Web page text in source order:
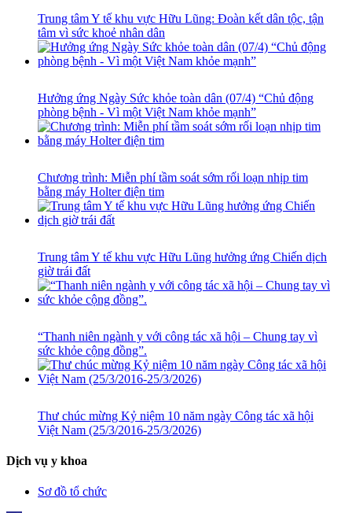
Trung tâm Y tế khu vực Hữu Lũng: Đoàn kết dân tộc, tận
tâm vì sức khoẻ nhân dân
Hưởng ứng Ngày Sức khỏe toàn dân (07/4) “Chủ động
phòng bệnh - Vì một Việt Nam khỏe mạnh”
Chương trình: Miễn phí tầm soát sớm rối loạn nhịp tim
bằng máy Holter điện tim
Trung tâm Y tế khu vực Hữu Lũng hưởng ứng Chiến dịch
giờ trái đất
“Thanh niên ngành y với công tác xã hội – Chung tay vì
sức khỏe cộng đồng”.
Thư chúc mừng Kỷ niệm 10 năm ngày Công tác xã hội
Việt Nam (25/3/2016-25/3/2026)
Dịch vụ y khoa
Sơ đồ tổ chức